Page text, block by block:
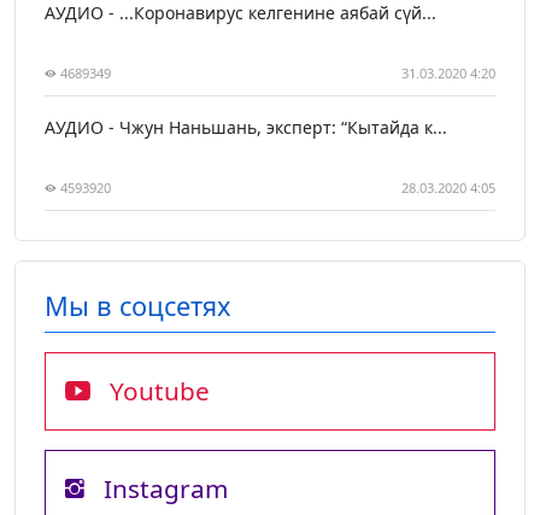
АУДИО - ...Коронавирус келгенине аябай сүй...
4689349 31.03.2020 4:20
АУДИО - Чжун Наньшань, эксперт: “Кытайда к...
4593920 28.03.2020 4:05
Мы в соцсетях
Youtube
Instagram